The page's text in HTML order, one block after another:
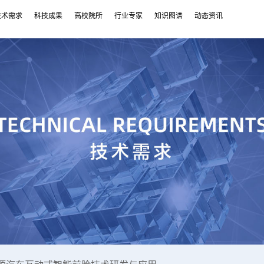
术需求 科技成果 高校院所 行业专家 知识图谱 动态资讯